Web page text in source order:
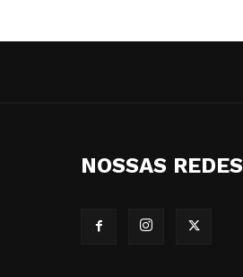
NOSSAS REDES